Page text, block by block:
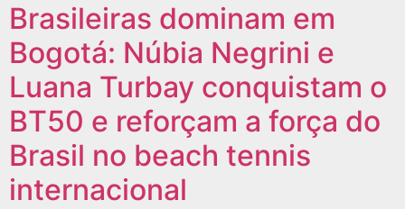
Brasileiras dominam em
Bogotá: Núbia Negrini e
Luana Turbay conquistam o
BT50 e reforçam a força do
Brasil no beach tennis
internacional